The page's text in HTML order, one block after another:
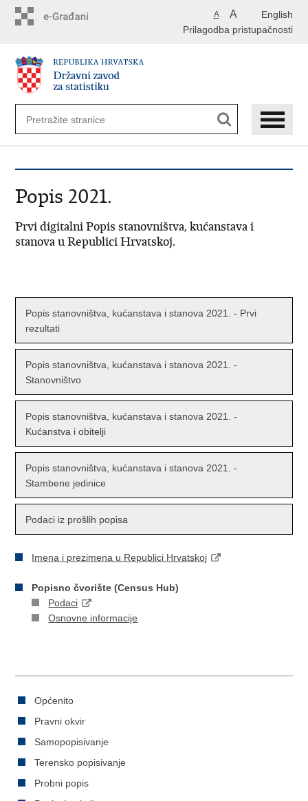
English
A A
Prilagodba pristupačnosti
Popis 2021.
Prvi digitalni Popis stanovništva, kućanstava i
stanova u Republici Hrvatskoj.
Popis stanovništva, kućanstava i stanova 2021. - Prvi
rezultati
Popis stanovništva, kućanstava i stanova 2021. -
Stanovništvo
Popis stanovništva, kućanstava i stanova 2021. -
Kućanstva i obitelji
Popis stanovništva, kućanstava i stanova 2021. -
Stambene jedinice
Podaci iz prošlih popisa
Imena i prezimena u Republici Hrvatskoj
Popisno čvorište (Census Hub)
Podaci
Osnovne informacije
Općenito
Pravni okvir
Samopopisivanje
Terensko popisivanje
Probni popis